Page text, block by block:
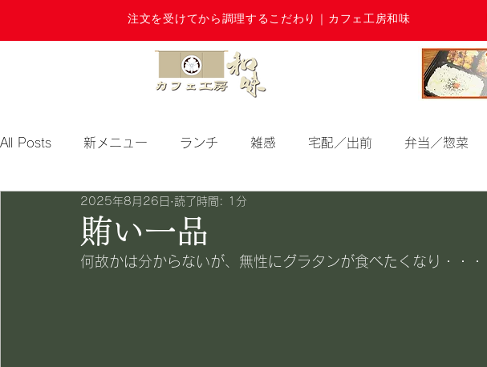
注文を受けてから調理するこだわり｜カフェ工房和味
All Posts 新メニュー ランチ 雑感 宅配／出前 弁当／惣菜
期間限定
賄い一品
2025年8月26日 読了時間: 1分
何故かは分からないが、無性にグラタンが食べたくなり・・・